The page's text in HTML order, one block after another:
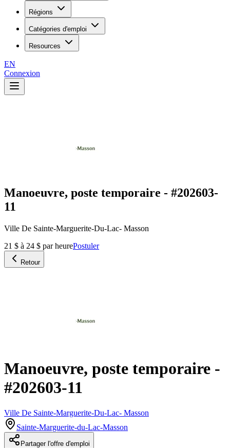
Régions
Catégories d'emploi
Resources
EN
Connexion
Manoeuvre, poste temporaire - #202603-
11
Ville De Sainte-Marguerite-Du-Lac- Masson
21 $ à 24 $ par heurePostuler
Retour
Manoeuvre, poste temporaire -
#202603-11
Ville De Sainte-Marguerite-Du-Lac- Masson
Sainte-Marguerite-du-Lac-Masson
Partager l'offre d'emploi